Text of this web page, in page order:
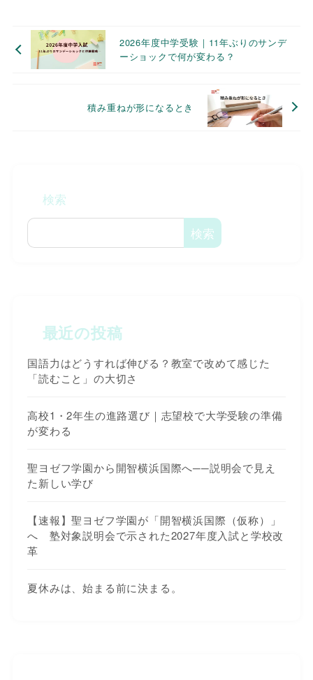
2026年度中学受験｜11年ぶりのサンデ
ーショックで何が変わる？
積み重ねが形になるとき
検索
検索
最近の投稿
国語力はどうすれば伸びる？教室で改めて感じた
「読むこと」の大切さ
高校1・2年生の進路選び｜志望校で大学受験の準備
が変わる
聖ヨゼフ学園から開智横浜国際へ──説明会で見え
た新しい学び
【速報】聖ヨゼフ学園が「開智横浜国際（仮称）」
へ 塾対象説明会で示された2027年度入試と学校改
革
夏休みは、始まる前に決まる。